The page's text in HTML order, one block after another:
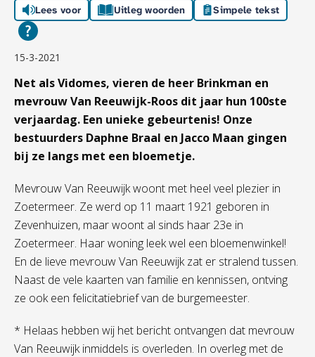
Lees voor Uitleg woorden Simpele tekst
15-3-2021
Net als Vidomes, vieren de heer Brinkman en
mevrouw Van Reeuwijk-Roos dit jaar hun 100ste
verjaardag. Een unieke gebeurtenis! Onze
bestuurders Daphne Braal en Jacco Maan gingen
bij ze langs met een bloemetje.
MevrouwVan Reeuwijk woont met heel veel plezier in
Zoetermeer. Ze werd op 11 maart 1921 geboren in
Zevenhuizen, maar woont al sinds haar 23e in
Zoetermeer. Haar woning leek wel een bloemenwinkel!
En de lieve mevrouw Van Reeuwijk zat er stralend tussen.
Naast de vele kaarten van familie en kennissen, ontving
ze ook een felicitatiebrief van de burgemeester.
* Helaas hebben wij het bericht ontvangen dat mevrouw
Van Reeuwijk inmiddels is overleden. In overleg met de